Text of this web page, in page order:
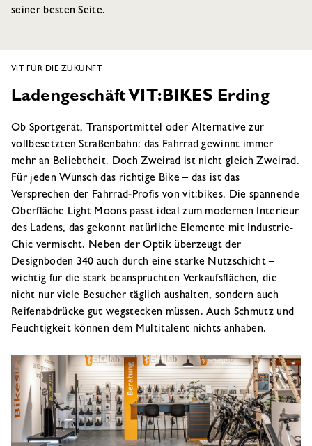
seiner besten Seite.
VIT FÜR DIE ZUKUNFT
Ladengeschäft VIT:BIKES Erding
Ob Sportgerät, Transportmittel oder Alternative zur
vollbesetzten Straßenbahn: das Fahrrad gewinnt immer
mehr an Beliebtheit. Doch Zweirad ist nicht gleich Zweirad.
Für jeden Wunsch das richtige Bike – das ist das
Versprechen der Fahrrad-Profis von vit:bikes. Die spannende
Oberfläche Light Moons passt ideal zum modernen Interieur
des Ladens, das gekonnt natürliche Elemente mit Industrie-
Chic vermischt. Neben der Optik überzeugt der
Designboden 340 auch durch eine starke Nutzschicht –
wichtig für die stark beanspruchten Verkaufsflächen, die
nicht nur viele Besucher täglich aushalten, sondern auch
Reifenabdrücke gut wegstecken müssen. Auch Schmutz und
Feuchtigkeit können dem Multitalent nichts anhaben.